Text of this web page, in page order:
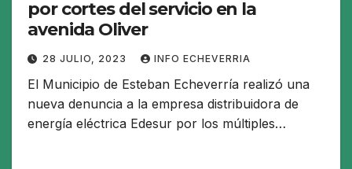
por cortes del servicio en la
avenida Oliver
28 JULIO, 2023 INFO ECHEVERRIA
El Municipio de Esteban Echeverría realizó una
nueva denuncia a la empresa distribuidora de
energía eléctrica Edesur por los múltiples…